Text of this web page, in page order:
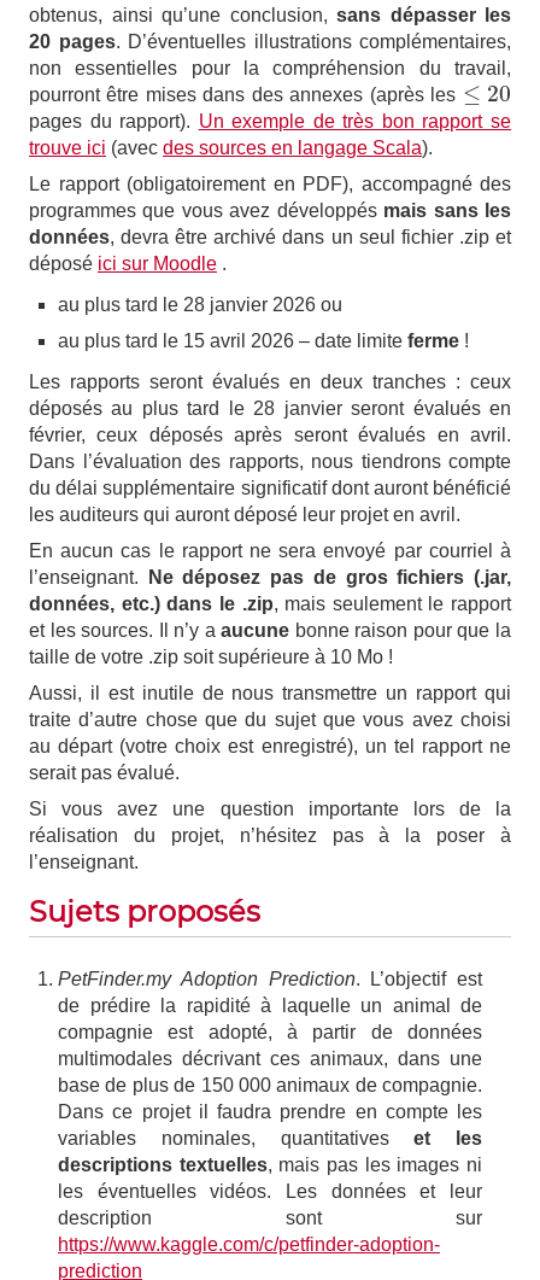
obtenus, ainsi qu’une conclusion, sans dépasser les
20 pages. D’éventuelles illustrations complémentaires,
non essentielles pour la compréhension du travail,
pourront être mises dans des annexes (après les ≤ 20
≤20
pages du rapport). Un exemple de très bon rapport se
trouve ici (avec des sources en langage Scala).
Le rapport (obligatoirement en PDF), accompagné des
programmes que vous avez développés mais sans les
données, devra être archivé dans un seul fichier .zip et
déposé ici sur Moodle .
au plus tard le 28 janvier 2026 ou
au plus tard le 15 avril 2026 – date limite ferme !
Les rapports seront évalués en deux tranches : ceux
déposés au plus tard le 28 janvier seront évalués en
février, ceux déposés après seront évalués en avril.
Dans l’évaluation des rapports, nous tiendrons compte
du délai supplémentaire significatif dont auront bénéficié
les auditeurs qui auront déposé leur projet en avril.
En aucun cas le rapport ne sera envoyé par courriel à
l’enseignant.
Ne déposez pas de gros fichiers (.jar,
données, etc.) dans le .zip, mais seulement le rapport
et les sources. Il n’y aaucune bonne raison pour que la
taille de votre .zip soit supérieure à 10 Mo !
Aussi, il est inutile de nous transmettre un rapport qui
traite d’autre chose que du sujet que vous avez choisi
au départ (votre choix est enregistré), un tel rapport ne
serait pas évalué.
Si vous avez une question importante lors de la
réalisation du projet, n’hésitez pas à la poser à
l’enseignant.
Sujets proposés
PetFinder.my Adoption Prediction. L’objectif est
de prédire la rapidité à laquelle un animal de
compagnie est adopté, à partir de données
multimodales décrivant ces animaux, dans une
base de plus de 150 000 animaux de compagnie.
Dans ce projet il faudra prendre en compte les
variables nominales, quantitativeset les
descriptions textuelles, mais pas les images ni
les éventuelles vidéos. Les données et leur
description sont sur
https://www.kaggle.com/c/petfinder-adoption-
prediction